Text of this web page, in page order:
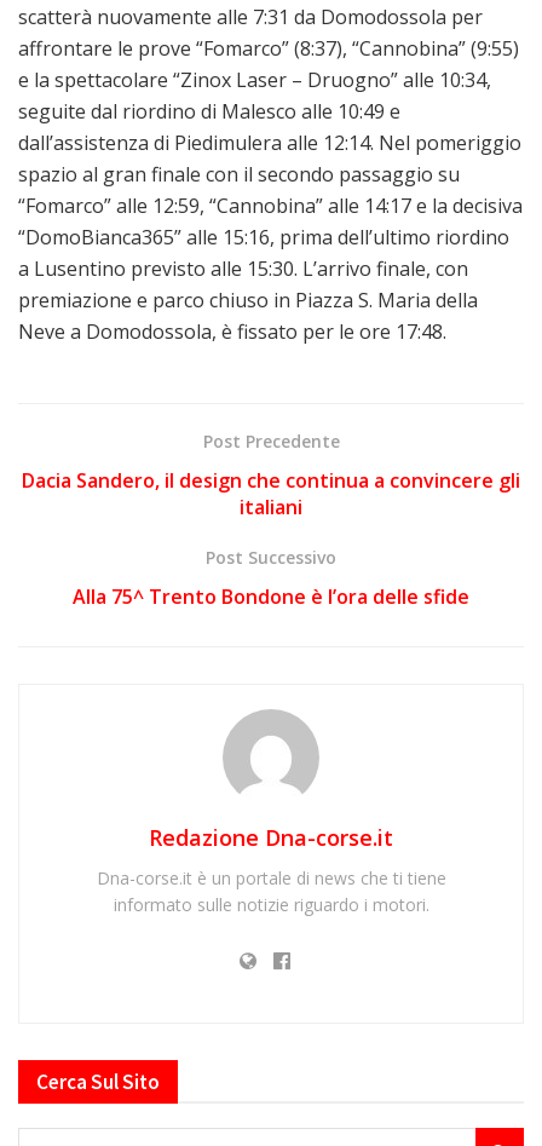
scatterà nuovamente alle 7:31 da Domodossola per
affrontare le prove “Fomarco” (8:37), “Cannobina” (9:55)
e la spettacolare “Zinox Laser – Druogno” alle 10:34,
seguite dal riordino di Malesco alle 10:49 e
dall’assistenza di Piedimulera alle 12:14. Nel pomeriggio
spazio al gran finale con il secondo passaggio su
“Fomarco” alle 12:59, “Cannobina” alle 14:17 e la decisiva
“DomoBianca365” alle 15:16, prima dell’ultimo riordino
a Lusentino previsto alle 15:30. L’arrivo finale, con
premiazione e parco chiuso in Piazza S. Maria della
Neve a Domodossola, è fissato per le ore 17:48.
Post Precedente
Dacia Sandero, il design che continua a convincere gli
italiani
Post Successivo
Alla 75^ Trento Bondone è l’ora delle sfide
Redazione Dna-corse.it
Dna-corse.it è un portale di news che ti tiene
informato sulle notizie riguardo i motori.
Cerca Sul Sito